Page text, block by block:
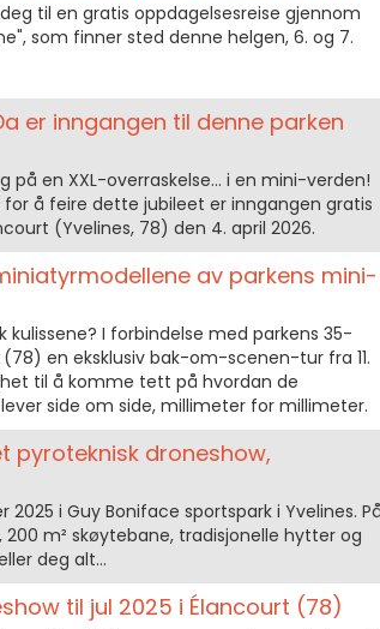
til en gratis oppdagelsesreise gjennom
som finner sted denne helgen, 6. og 7.
er inngangen til denne parken
på en XXL-overraskelse… i en mini-verden!
å feire dette jubileet er inngangen gratis
(Yvelines, 78) den 4. april 2026.
av parkens mini-
I forbindelse med parkens 35-
en eksklusiv bak-om-scenen-tur fra 11.
til å komme tett på hvordan de
side om side, millimeter for millimeter.
pyroteknisk droneshow,
i Guy Boniface sportspark i Yvelines.
m² skøytebane, tradisjonelle hytter og
deg alt...
til jul 2025 i Élancourt (78)